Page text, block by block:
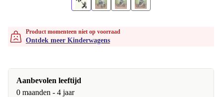
Product momenteen niet op voorraad
Ontdek meer Kinderwagens
Aanbevolen leeftijd
0 maanden - 4 jaar